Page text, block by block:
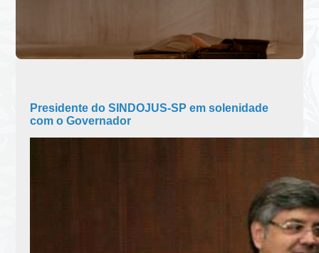
Presidente do SINDOJUS-SP em solenidade
com o Governador